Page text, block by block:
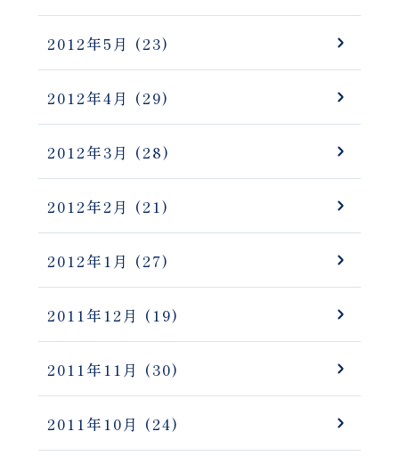
2012年5月 (23)
2012年4月 (29)
2012年3月 (28)
2012年2月 (21)
2012年1月 (27)
2011年12月 (19)
2011年11月 (30)
2011年10月 (24)